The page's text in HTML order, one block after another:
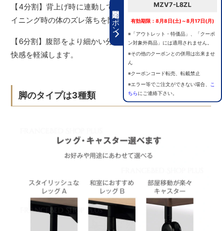
期間限定クーポン
MZV7-L8ZL
有効期限：8月8日(土)～8月17日(月)
※「アウトレット・特価品」、「クーポ
ン対象外商品」には適用されません。
※その他のクーポンとの併用は出来ませ
ん
※クーポンコード転売、転載禁止
※エラー等でご注文ができない場合、
こ
ちらにご連絡下さい。
【4分割】背上げ時に連動して脚上げを行うことで、リクラ
イニング時の体のズレ落ちを防止します。
【6分割】腹部をより細かい分割にすることで圧迫による不
快感を軽減します。
脚のタイプは3種類